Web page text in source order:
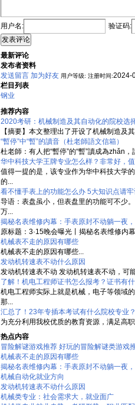
用户名: 验证码:
发表评论
最新评论
发布者资料
发送留言 加为好友 用户等级: 注册时间:2024-
栏目列表
钢业
推荐内容
2020考研：机械制造及其自动化的院校选
【摘要】本文整理出了开设了机械制造及
“暫停”中“暫”的讀音（杜老師語文信箱）
杜老師：有人把“暫停”的“暫”讀成為zhǎn
华中科技大学王牌专业怎么样？非常好，值
值得一提的是，该专业作为华中科技大学
的...
看不懂手表上的功能怎么办 5大知识点请
导语：表盘虽小，但表盘里的功能可不少
万...
揭秘名表维修内幕：手表原封不动躺一夜
原标题：3·15晚会曝光丨揭秘名表维修内
机械表不走的原因有哪些
机械表不走的原因有哪些...
发动机转速表不动什么原因
发动机转速表不动 发动机转速表不动，可
了解！机电工程师证书怎么报考？证书有
机电工程师实际上就是机械，电子等领域
那...
汇总了！23年专插本考试有什么院校专业
为充分利用我校优质的教育资源，满足高
热点内容
冒险解谜游戏推荐 好玩的冒险解谜类游戏
机械表不走的原因有哪些
揭秘名表维修内幕：手表原封不动躺一夜
机械自动化就业方向
发动机转速表不动什么原因
机械类专业：社会需求大，就业面广